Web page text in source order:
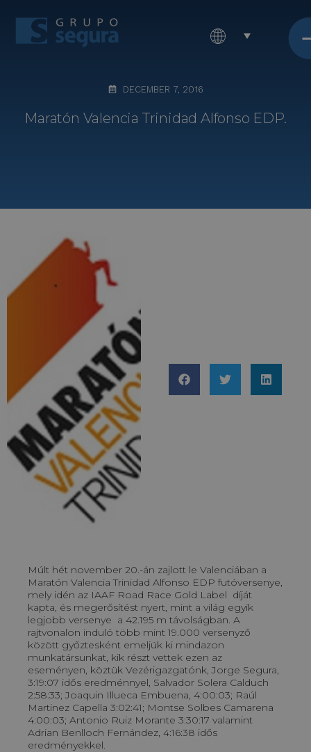
DECEMBER 7, 2016
Maratón Valencia Trinidad Alfonso EDP.
Múlt hét november 20.-án zajlott le Valenciában a
Maratón Valencia Trinidad Alfonso EDP futóversenye,
mely idén az IAAF Road Race Gold Label díját
kapta, és megerősítést nyert, mint a világ egyik
legjobb versenye a 42.195 m távolságban. A
rajtvonalon induló több mint 19.000 versenyző
között győztesként emeljük ki mindazon
munkatársunkat, kik részt vettek ezen az
eseményen, köztük Vezérigazgatónk, Jorge Segura,
3:19:07 idős eredménnyel, Salvador Solera Calduch
2:58:33; Joaquin Illueca Embuena, 4:00:03; Raúl
Martinez Capella 3:02:41; Montse Solbes Camarena
4:00:03; Antonio Ruiz Morante 3:30:17 valamint
Adrian Benlloch Fernández, 4:16:38 idős
eredményekkel.